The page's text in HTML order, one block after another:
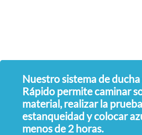
Nuestro sistema de
Rápido permite caminar
material, realizar la
estanqueidad y colocar
menos de 2 horas.